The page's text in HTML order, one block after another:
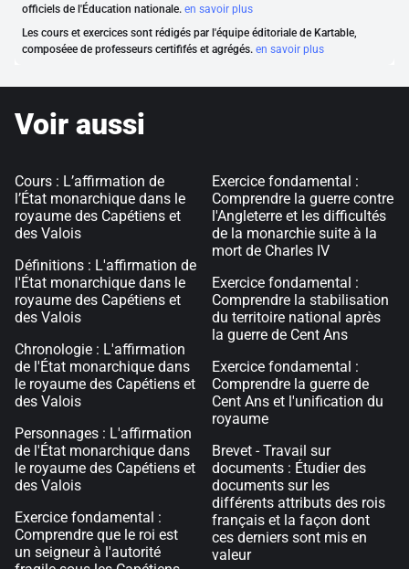
officiels de l'Éducation nationale. en savoir plus
Les cours et exercices sont rédigés par l'équipe éditoriale de Kartable,
composéee de professeurs certififés et agrégés. en savoir plus
Voir aussi
Cours : L’affirmation de
l’État monarchique dans le
royaume des Capétiens et
des Valois
Définitions : L'affirmation de
l'État monarchique dans le
royaume des Capétiens et
des Valois
Chronologie : L'affirmation
de l'État monarchique dans
le royaume des Capétiens et
des Valois
Personnages : L'affirmation
de l'État monarchique dans
le royaume des Capétiens et
des Valois
Exercice fondamental :
Comprendre que le roi est
un seigneur à l'autorité
Exercice fondamental :
Comprendre la guerre contre
l'Angleterre et les difficultés
de la monarchie suite à la
mort de Charles IV
Exercice fondamental :
Comprendre la stabilisation
du territoire national après
la guerre de Cent Ans
Exercice fondamental :
Comprendre la guerre de
Cent Ans et l'unification du
royaume
Brevet - Travail sur
documents : Étudier des
documents sur les
différents attributs des rois
français et la façon dont
ces derniers sont mis en
valeur